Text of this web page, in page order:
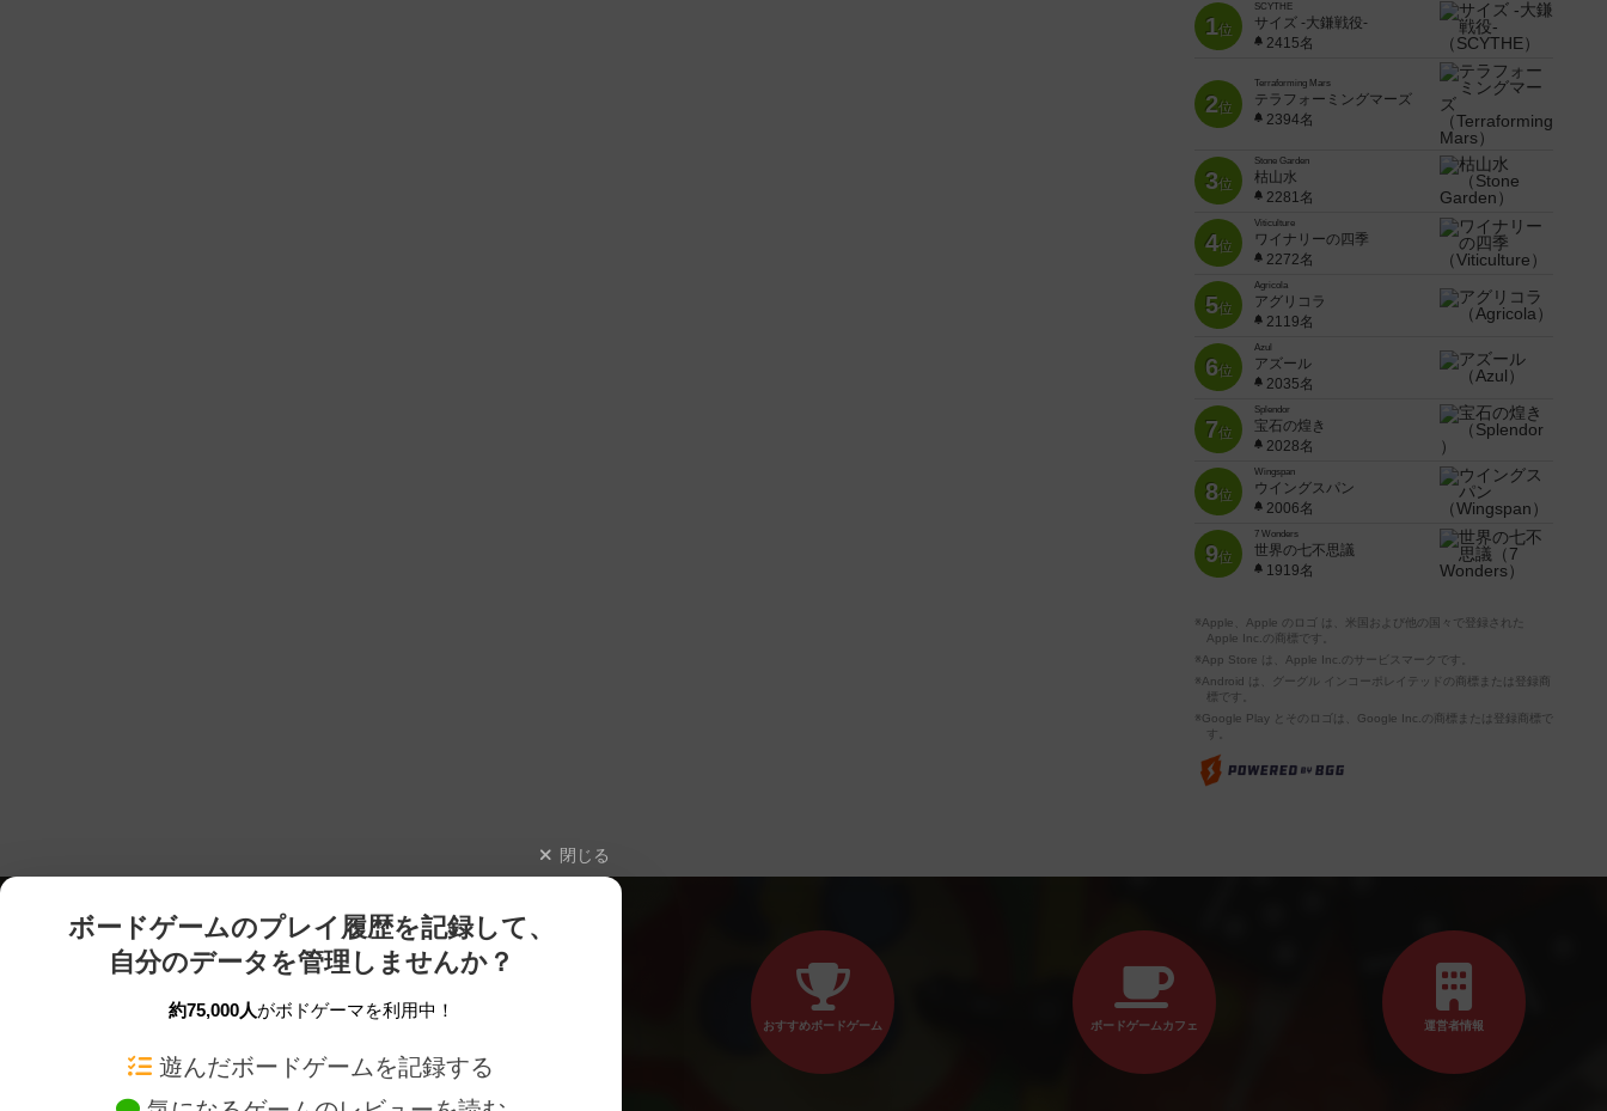
1位
SCYTHE
サイズ -大鎌戦役-
2415名
2位
Terraforming Mars
テラフォーミングマーズ
2394名
3位
Stone Garden
枯山水
2281名
4位
Viticulture
ワイナリーの四季
2272名
5位
Agricola
アグリコラ
2119名
6位
Azul
アズール
2035名
7位
Splendor
宝石の煌き
2028名
8位
Wingspan
ウイングスパン
2006名
9位
7 Wonders
世界の七不思議
1919名
※Apple、Apple のロゴ は、米国および他の国々で登録された
Apple Inc.の商標です。
※App Store は、Apple Inc.のサービスマークです。
※Android は、グーグル インコーポレイテッドの商標または登録商
標です。
※Google Play とそのロゴは、Google Inc.の商標または登録商標で
す。
閉じる
ボードゲームのプレイ履歴を記録して、
自分のデータを管理しませんか？
約75,000人がボドゲーマを利用中！
遊んだボードゲームを記録する
おすすめボードゲーム ボードゲームカフェ 運営者情報